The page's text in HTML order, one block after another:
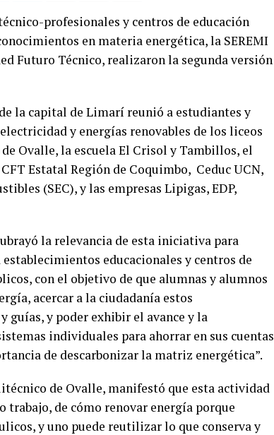
profesionales y centros de educación
en materia energética, la SEREMI
Futuro Técnico, realizaron la segunda versión
la capital de Limarí reunió a estudiantes y
y energías renovables de los liceos
Ovalle, la escuela El Crisol y Tambillos, el
Estatal Región de Coquimbo, Ceduc UCN,
(SEC), y las empresas Lipigas, EDP,
la relevancia de esta iniciativa para
educacionales y centros de
con el objetivo de que alumnas y alumnos
acercar a la ciudadanía estos
guías, y poder exhibir el avance y la
individuales para ahorrar en sus cuentas
de descarbonizar la matriz energética”.
de Ovalle, manifestó que esta actividad
de cómo renovar energía porque
y uno puede reutilizar lo que conserva y